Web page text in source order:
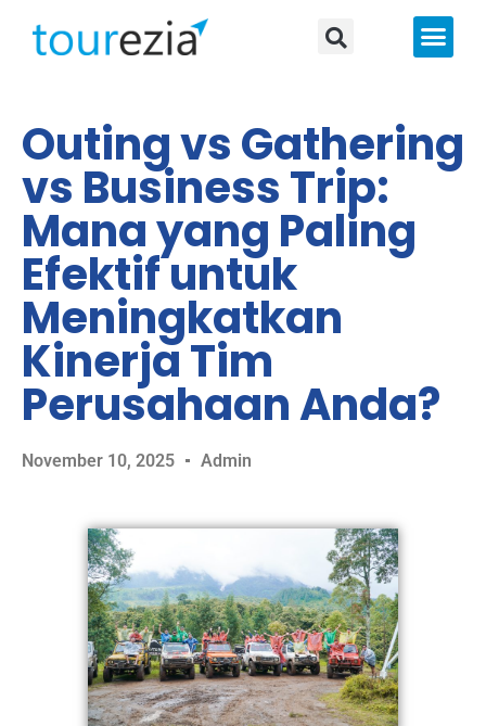
Outing vs Gathering
vs Business Trip:
Mana yang Paling
Efektif untuk
Meningkatkan
Kinerja Tim
Perusahaan Anda?
November 10, 2025 Admin